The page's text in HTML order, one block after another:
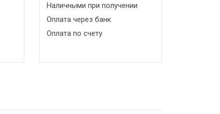
Наличными при получении
Оплата через банк
Оплата по счету